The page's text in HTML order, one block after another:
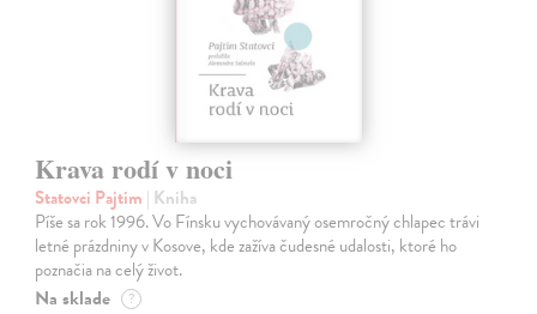
Krava rodí v noci
Statovci Pajtim | Kniha
Píše sa rok 1996. Vo Fínsku vychovávaný osemročný chlapec trávi
letné prázdniny v Kosove, kde zažíva čudesné udalosti, ktoré ho
poznačia na celý život.
Na sklade ?